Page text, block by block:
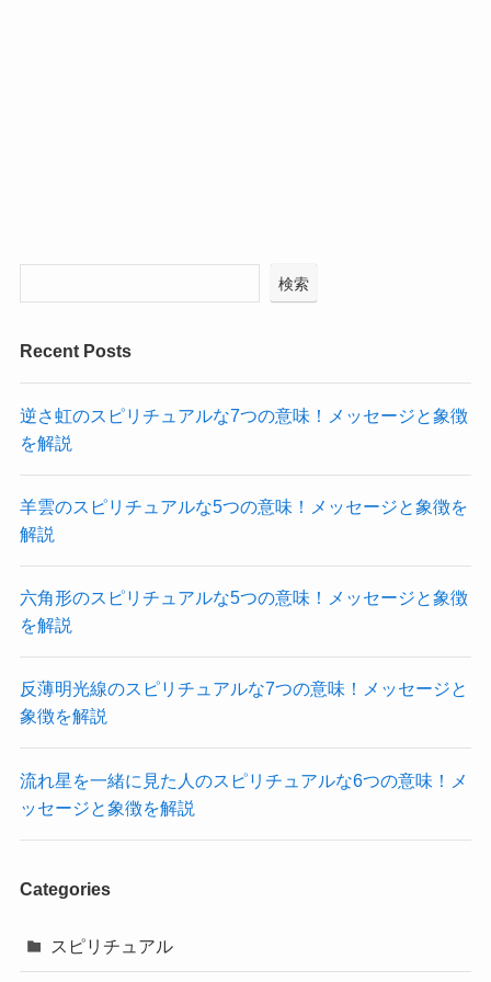
検索
Recent Posts
逆さ虹のスピリチュアルな7つの意味！メッセージと象徴
を解説
羊雲のスピリチュアルな5つの意味！メッセージと象徴を
解説
六角形のスピリチュアルな5つの意味！メッセージと象徴
を解説
反薄明光線のスピリチュアルな7つの意味！メッセージと
象徴を解説
流れ星を一緒に見た人のスピリチュアルな6つの意味！メ
ッセージと象徴を解説
Categories
スピリチュアル